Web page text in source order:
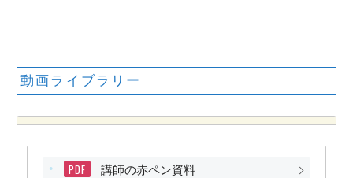
動画ライブラリー
PDF 講師の赤ペン資料